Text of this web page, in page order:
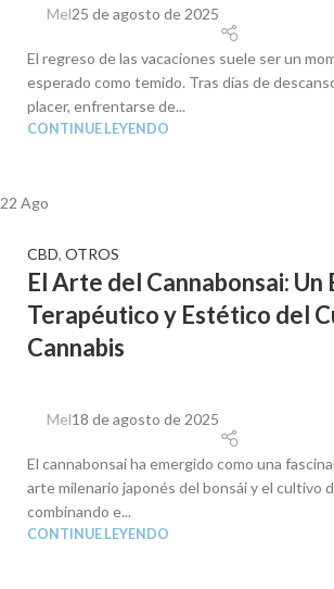
Mel25 de agosto de 2025
El regreso de las vacaciones suele ser un
esperado como temido. Tras días de
placer, enfrentarse de...
CONTINUE LEYENDO
22 Ago
CBD, OTROS
El Arte del Cannabonsai: Un
Terapéutico y Estético del
Cannabis
Mel18 de agosto de 2025
El cannabonsai ha emergido como una
arte milenario japonés del bonsái y el cultivo
combinando e...
CONTINUE LEYENDO